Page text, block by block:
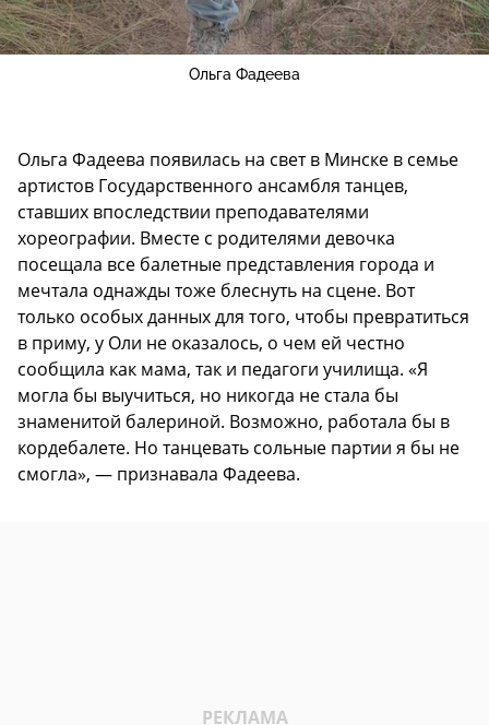
Ольга Фадеева
Ольга Фадеева появилась на свет в Минске в семье
артистов Государственного ансамбля танцев,
ставших впоследствии преподавателями
хореографии. Вместе с родителями девочка
посещала все балетные представления города и
мечтала однажды тоже блеснуть на сцене. Вот
только особых данных для того, чтобы превратиться
в приму, у Оли не оказалось, о чем ей честно
сообщила как мама, так и педагоги училища. «Я
могла бы выучиться, но никогда не стала бы
знаменитой балериной. Возможно, работала бы в
кордебалете. Но танцевать сольные партии я бы не
смогла», — признавала Фадеева.